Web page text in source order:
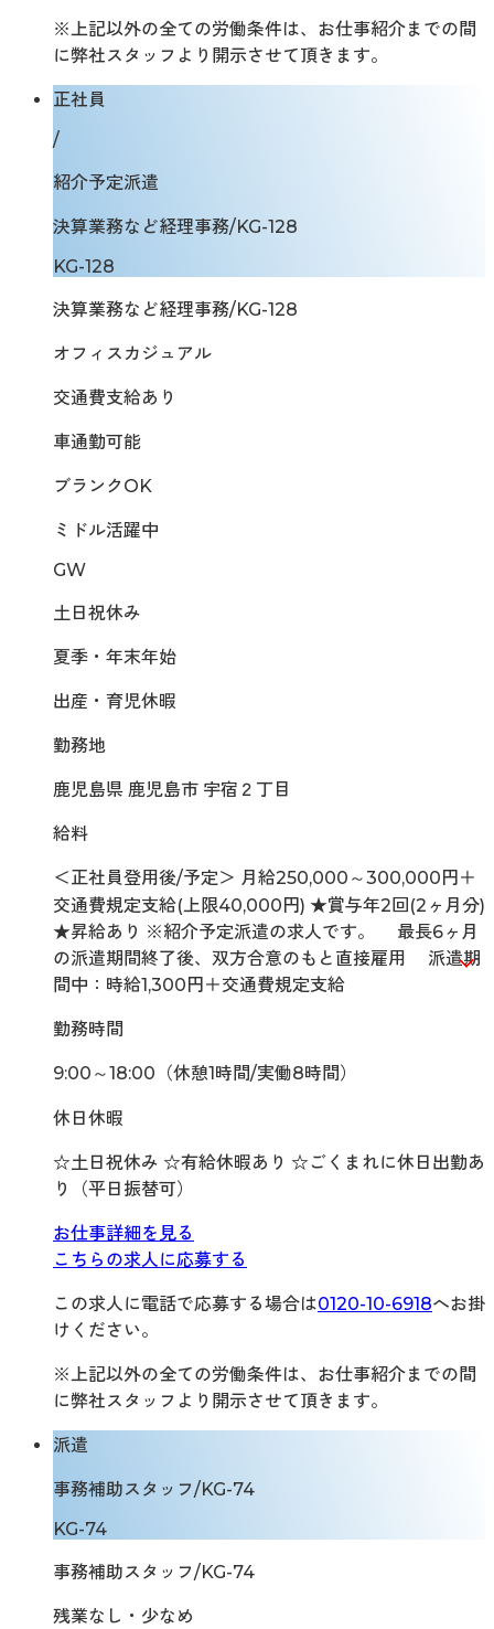
※上記以外の全ての労働条件は、お仕事紹介までの間
に弊社スタッフより開示させて頂きます。
正社員
/
紹介予定派遣
決算業務など経理事務/KG-128
KG-128
決算業務など経理事務/KG-128
オフィスカジュアル
交通費支給あり
車通勤可能
ブランクOK
ミドル活躍中
GW
土日祝休み
夏季・年末年始
出産・育児休暇
勤務地
鹿児島県 鹿児島市 宇宿２丁目
給料
＜正社員登用後/予定＞ 月給250,000～300,000円＋
交通費規定支給(上限40,000円) ★賞与年2回(2ヶ月分)
★昇給あり ※紹介予定派遣の求人です。 最長6ヶ月
の派遣期間終了後、双方合意のもと直接雇用 派遣期
間中：時給1,300円＋交通費規定支給
勤務時間
9:00～18:00（休憩1時間/実働8時間）
休日休暇
☆土日祝休み ☆有給休暇あり ☆ごくまれに休日出勤あ
り（平日振替可）
お仕事詳細を見る
こちらの求人に応募する
この求人に電話で応募する場合は0120-10-6918へお掛
けください。
※上記以外の全ての労働条件は、お仕事紹介までの間
に弊社スタッフより開示させて頂きます。
派遣
事務補助スタッフ/KG-74
KG-74
事務補助スタッフ/KG-74
残業なし・少なめ